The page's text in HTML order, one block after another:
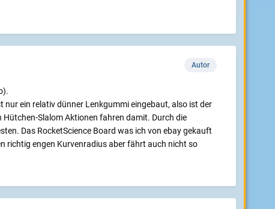
Autor
nur ein relativ dünner Lenkgummi eingebaut, also ist der
Slalom Aktionen fahren damit. Durch die
Das RocketScience Board was ich von ebay gekauft
richtig engen Kurvenradius aber fährt auch nicht so